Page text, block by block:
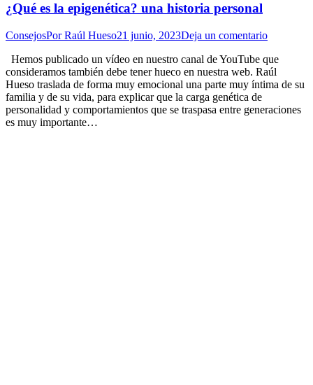
¿Qué es la epigenética? una historia personal
ConsejosPorRaúl Hueso21 junio, 2023Deja un comentario
Hemos publicado un vídeo en nuestro canal de YouTube que
consideramos también debe tener hueco en nuestra web. Raúl
Hueso traslada de forma muy emocional una parte muy íntima de su
familia y de su vida, para explicar que la carga genética de
personalidad y comportamientos que se traspasa entre generaciones
es muy importante…